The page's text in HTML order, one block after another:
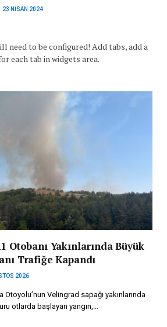
23 NISAN 2024
need to be configured! Add tabs, add a
each tab in widgets area.
Otobanı Yakınlarında Büyük
Trafiğe Kapandı
2026
Otoyolu’nun Velingrad sapağı yakınlarında
otlarda başlayan yangın,…